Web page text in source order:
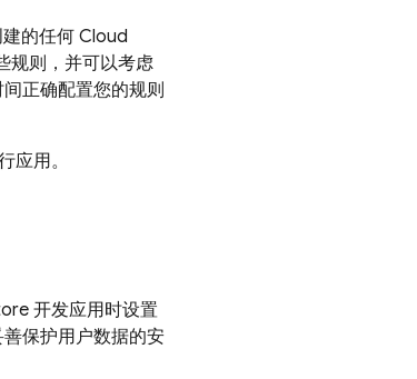
的任何 Cloud
规则，并可以考虑
正确配置您的规则
应用。
开发应用时设置
保护用户数据的安